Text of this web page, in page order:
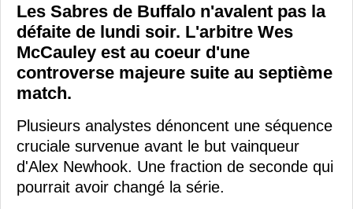
Les Sabres de Buffalo n'avalent pas la
défaite de lundi soir. L'arbitre Wes
McCauley est au coeur d'une
controverse majeure suite au septième
match.
Plusieurs analystes dénoncent une séquence
cruciale survenue avant le but vainqueur
d'Alex Newhook. Une fraction de seconde qui
pourrait avoir changé la série.